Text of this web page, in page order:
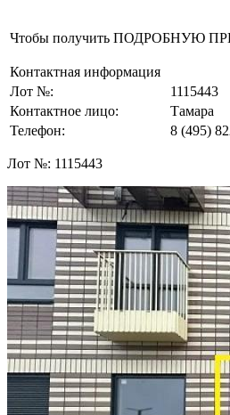
Чтобы получить ПОДРОБНУЮ
Контактная информация
Лот №:
1115443
Контактное лицо:
Тамара
Телефон:
8 (495)
Лот №: 1115443